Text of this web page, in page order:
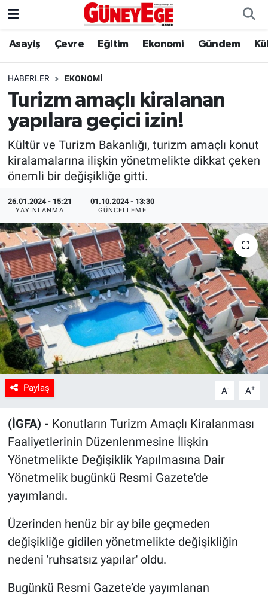
Asayiş Çevre Eğitim Ekonomi Gündem
HABERLER EKONOMI
Turizm amaçlı kiralanan
yapılara geçici izin!
Kültür ve Turizm Bakanlığı, turizm amaçlı konut
kiralamalarına ilişkin yönetmelikte dikkat çeken
önemli bir değişikliğe gitti.
26.01.2024 - 15:21
YAYINLANMA
01.10.2024 - 13:30
GÜNCELLEME
Paylaş A- A+
(İGFA) - Konutların Turizm Amaçlı Kiralanması
Faaliyetlerinin Düzenlenmesine İlişkin
Yönetmelikte Değişiklik Yapılmasına Dair
Yönetmelik bugünkü Resmi Gazete'de
yayımlandı.
Üzerinden henüz bir ay bile geçmeden
değişikliğe gidilen yönetmelikte değişikliğin
nedeni 'ruhsatsız yapılar' oldu.
Bugünkü Resmi Gazete’de yayımlanan
Asayiş
Çevre
Eğitim
Ekonomi
Gündem
Kültür Sanat
Magazin
Politika
Sağlık
Spor
Yaşam
Tarım
İstanbul Hava Durumu
İstanbul Trafik Yoğunluk Haritası
Süper Lig Puan Durumu ve Fikstür
Tüm Manşetler
Son Dakika Haberleri
Haber Arşivi